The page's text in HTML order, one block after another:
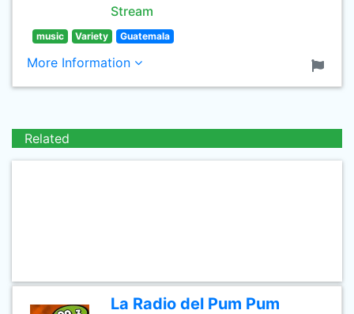
Stream
music Variety Guatemala
More Information
Related
La Radio del Pum Pum